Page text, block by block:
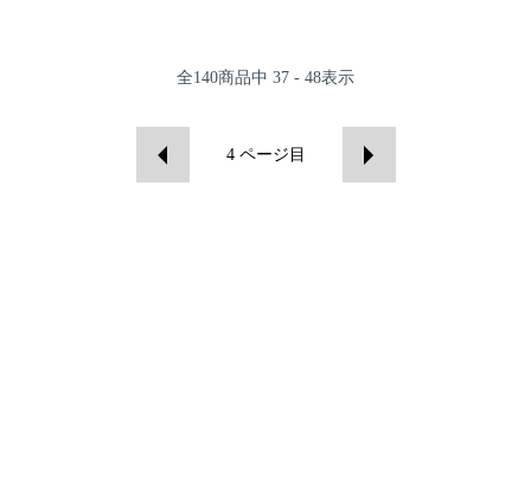
全140商品中 37 - 48表示
4 ページ目